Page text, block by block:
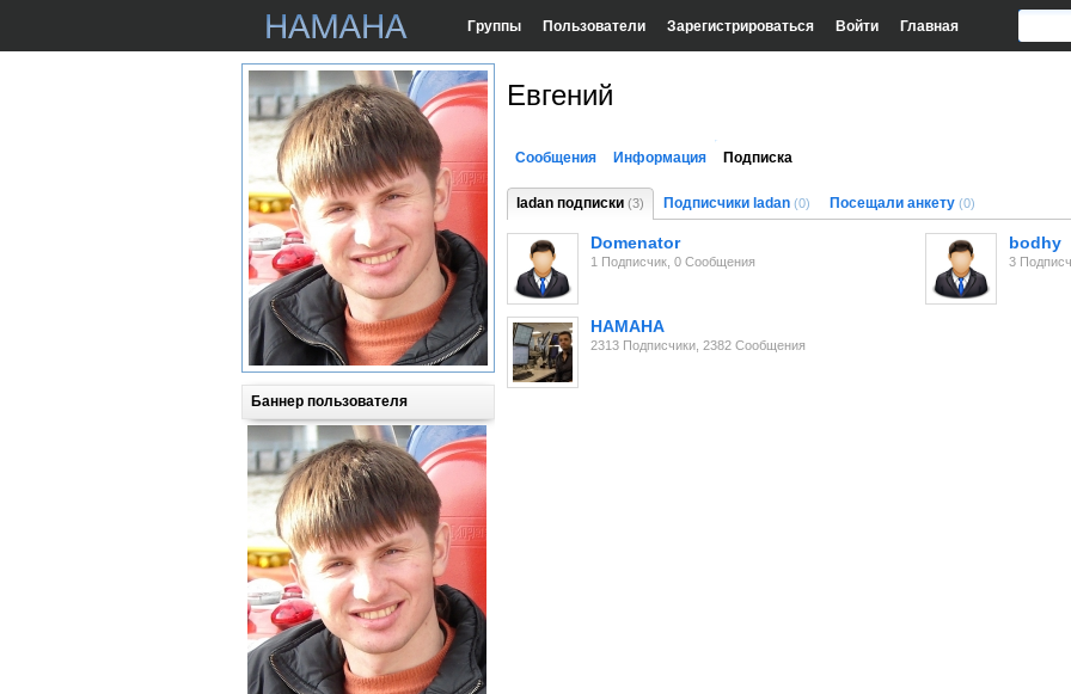
Группы Пользователи Зарегистрироваться Войти Главная
Баннер пользователя
Евгений
Сообщения Информация Подписка
ladan подписки (3) Подписчики ladan (0) Посещали анкету (0)
Domenator
1 Подписчик, 0 Сообщения
bodhy
3
HAMAHA
2313 Подписчики, 2382 Сообщения